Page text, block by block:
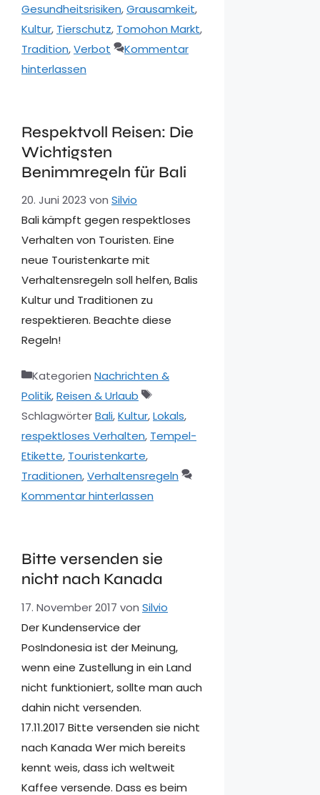
Gesundheitsrisiken,Grausamkeit,
Kultur, Tierschutz, Tomohon Markt,
Tradition,Verbot
Kommentar
hinterlassen
Respektvoll Reisen: Die
Wichtigsten
Benimmregeln für Bali
20. Juni 2023 von Silvio
Bali kämpft gegen respektloses
Verhalten von Touristen. Eine
neue Touristenkarte mit
Verhaltensregeln soll helfen, Balis
Kultur und Traditionen zu
respektieren. Beachte diese
Regeln!
Kategorien Nachrichten &
Politik,Reisen & Urlaub
SchlagwörterBali,Kultur,Lokals,
respektloses Verhalten, Tempel-
Etikette, Touristenkarte,
Traditionen,Verhaltensregeln
Kommentar hinterlassen
Bitte versenden sie
nicht nach Kanada
17. November 2017 von Silvio
Der Kundenservice der
PosIndonesia ist der Meinung,
wenn eine Zustellung in ein Land
nicht funktioniert, sollte man auch
dahin nicht versenden.
17.11.2017 Bitte versenden sie nicht
nach Kanada Wer mich bereits
kennt weis, dass ich weltweit
Kaffee versende. Dass es beim